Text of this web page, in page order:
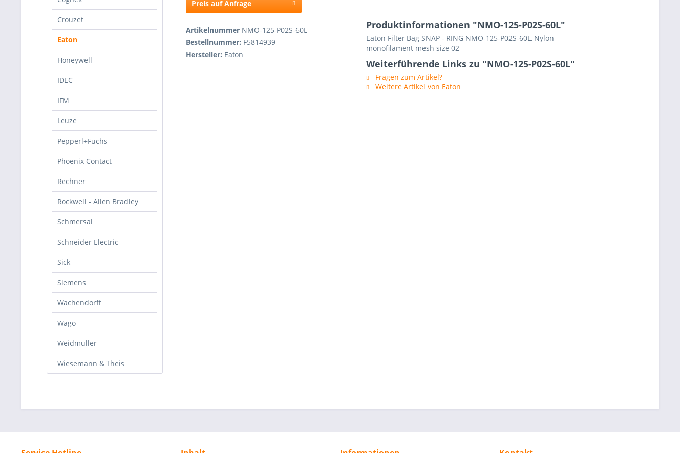
Crouzet
Eaton
Honeywell
IDEC
IFM
Leuze
Pepperl+Fuchs
Phoenix Contact
Rechner
Rockwell - Allen Bradley
Schmersal
Schneider Electric
Sick
Siemens
Wachendorff
Wago
Weidmüller
Wiesemann & Theis
Preis auf Anfrage
Artikelnummer NMO-125-P02S-60L
Bestellnummer: F5814939
Hersteller: Eaton
Produktinformationen "NMO-125-P02S-60L"
Eaton Filter Bag SNAP - RING NMO-125-P02S-60L, Nylon
monofilament mesh size 02
Weiterführende Links zu "NMO-125-P02S-60L"
Fragen zum Artikel?
Weitere Artikel von Eaton